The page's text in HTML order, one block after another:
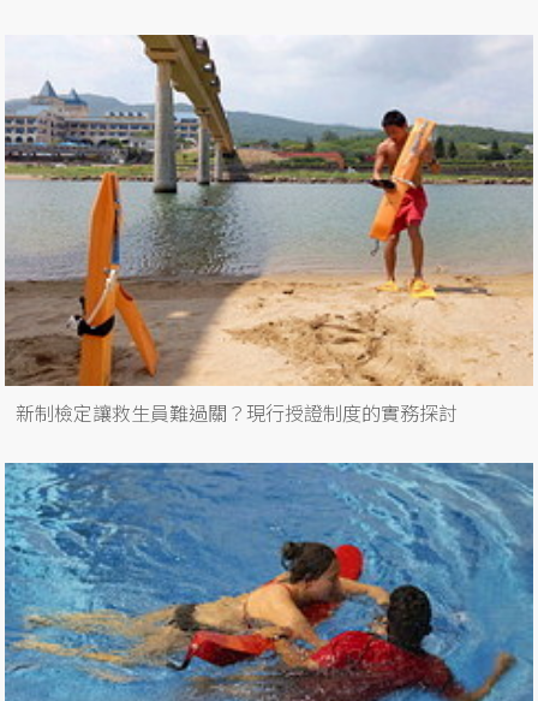
新制檢定讓救生員難過關？現行授證制度的實務探討